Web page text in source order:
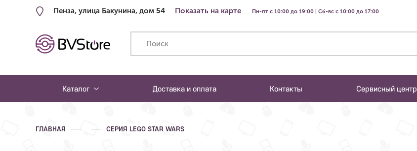
Пенза, улица Бакунина, дом 54 Показать на карте Пн-пт с 10:00 до 19:00 | Сб-вс с 10:00 до 17:00
Каталог Доставка и оплата Контакты Сервисный центр
ГЛАВНАЯ СЕРИЯ LEGO STAR WARS